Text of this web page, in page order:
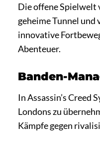
Die offene Spielwelt
geheime Tunnel und
innovative
Abenteuer.
Banden-
In Assassin’s Creed
Londons zu
Kämpfe gegen